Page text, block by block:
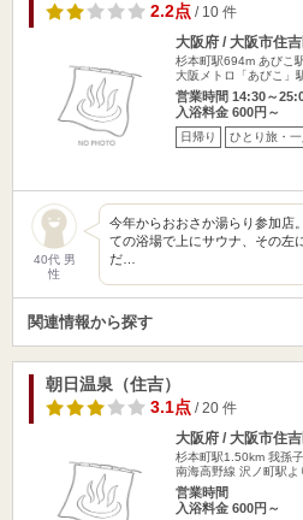
2.2点/ 10 件
大阪府 / 大阪市住
杉本町駅694m あびこ
大阪メトロ「あびこ」
営業時間 14:30～
入浴料金 600円～
日帰り ひとり旅・
40代 男
性
今年からおおさか湯らり参加店
ての浴場で上にサウナ、その左
だ…
関連情報から探す
朝日温泉（住吉）
3.1点/ 20 件
大阪府 / 大阪市住
杉本町駅1.50km 我孫
南海高野線 沢ノ町駅よ
営業時間
入浴料金 600円～